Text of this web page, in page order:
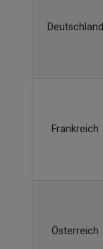
Deutschland
Frankreich
Österreich